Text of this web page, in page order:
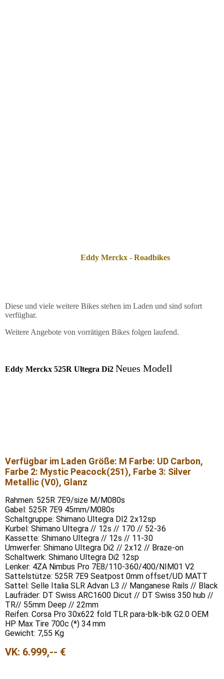
Eddy Merckx - Roadbikes
Diese und viele weitere Bikes stehen im Laden und sind sofort
verfügbar.
Weitere Angebote von vorrätigen Bikes folgen laufend.
Eddy Merckx 525R Ultegra Di2 Neues Modell
Verfügbar im Laden Größe: M Farbe: UD Carbon,
Farbe 2: Mystic Peacock(251), Farbe 3: Silver
Metallic (V0), Glanz
Rahmen: 525R 7E9/size M/M080s
Gabel: 525R 7E9 45mm/M080s
Schaltgruppe: Shimano Ultegra DI2 2x12sp
Kurbel: Shimano Ultegra // 12s // 170 // 52-36
Kassette: Shimano Ultegra // 12s // 11-30
Umwerfer: Shimano Ultegra Di2 // 2x12 // Braze-on
Schaltwerk: Shimano Ultegra Di2 12sp
Lenker: 4ZA Nimbus Pro 7E8/110-360/400/NIM01 V2
Sattelstütze: 525R 7E9 Seatpost 0mm offset/UD MATT
Sattel: Selle Italia SLR Advan L3 // Manganese Rails // Black
Laufräder: DT Swiss ARC1600 Dicut // DT Swiss 350 hub //
TR// 55mm Deep // 22mm
Reifen: Corsa Pro 30x622 fold TLR para-blk-blk G2.0 OEM
HP Max Tire 700c (*) 34 mm
Gewicht: 7,55 Kg
VK: 6.999,-- €